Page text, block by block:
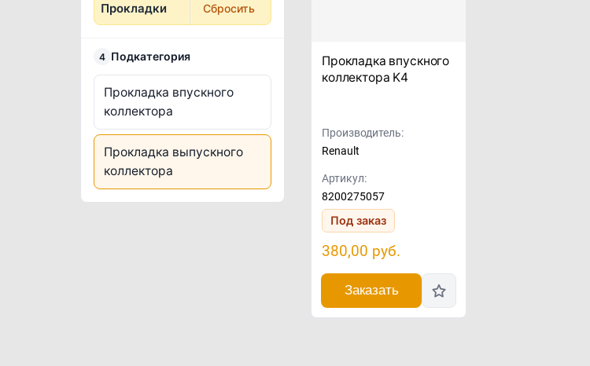
Прокладки Сбросить
4 Подкатегория
Прокладка впускного
коллектора
Прокладка выпускного
коллектора
Прокладка впускного
коллектора K4
Производитель:
Renault
Артикул:
8200275057
Под заказ
380,00 руб.
Заказать